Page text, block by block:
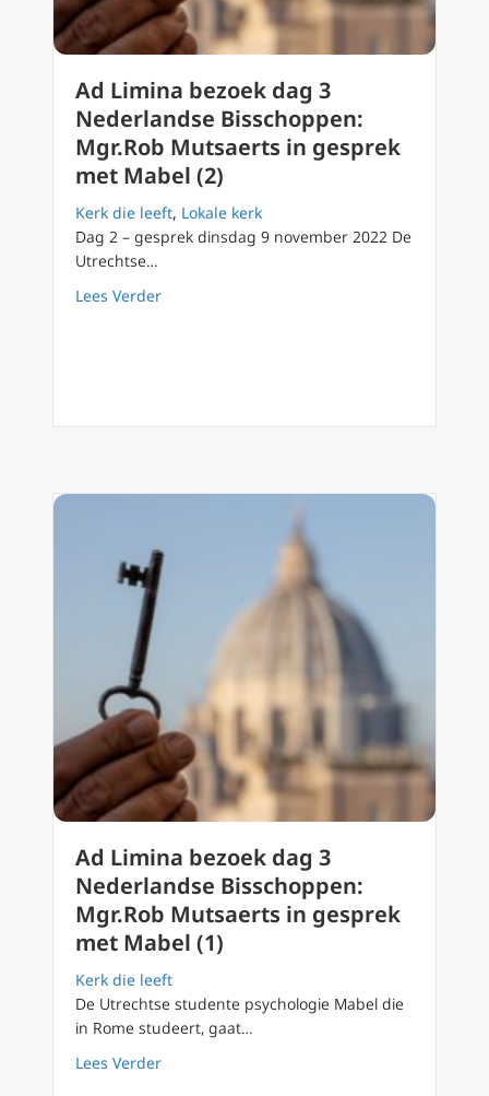
Ad Limina bezoek dag 3
Nederlandse Bisschoppen:
Mgr.Rob Mutsaerts in gesprek
met Mabel (2)
Kerk die leeft, Lokale kerk
Dag 2 – gesprek dinsdag 9 november 2022 De
Utrechtse…
Lees Verderabout Ad Limina bezoek dag 3
Ad Limina bezoek dag 3
Nederlandse Bisschoppen:
Mgr.Rob Mutsaerts in gesprek
met Mabel (1)
Kerk die leeft
De Utrechtse studente psychologie Mabel die
in Rome studeert, gaat…
Lees Verderabout Ad Limina bezoek dag 3